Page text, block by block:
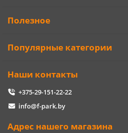
Полезное
Популярные категории
Наши контакты
+375-29-151-22-22
info@f-park.by
Адрес нашего магазина